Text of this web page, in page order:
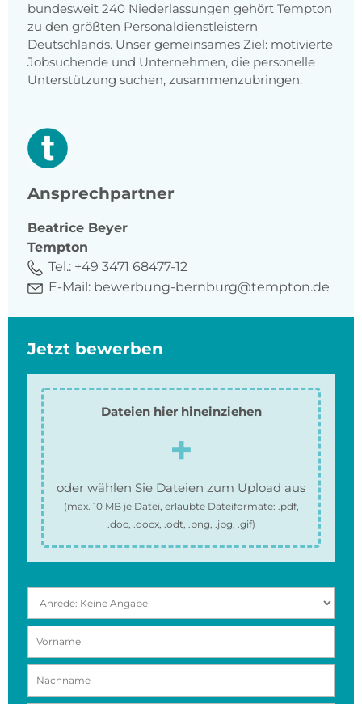
bundesweit 240 Niederlassungen gehört Tempton
zu den größten Personaldienstleistern
Deutschlands. Unser gemeinsames Ziel: motivierte
Jobsuchende und Unternehmen, die personelle
Unterstützung suchen, zusammenzubringen.
Ansprechpartner
Beatrice Beyer
Tempton
Tel.: +49 3471 68477-12
E-Mail: bewerbung-bernburg@tempton.de
Jetzt bewerben
Dateien hier hineinziehen
oder wählen Sie Dateien zum Upload aus
(max. 10 MBje Datei, erlaubte Dateiformate: .pdf,
.doc, .docx, .odt, .png, .jpg, .gif)